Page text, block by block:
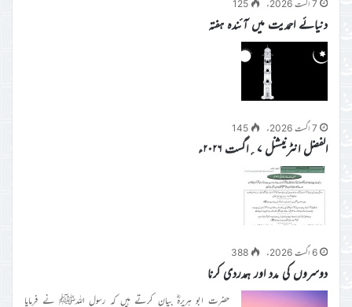
7 اگست 2026ء 125
دنیائے احمدیت میں آئندہ ہفتہ
7 اگست 2026ء 145
الفضل انٹرنیشنل ۷؍اگست ۲۰۲۶ء
6 اگست 2026ء 388
دوسروں کی مدد اور ہمدردی کرنا
حضرت ابو ہریرہؓ بیان کرتے ہیں کہ رسول اللہﷺ نے فرمایا